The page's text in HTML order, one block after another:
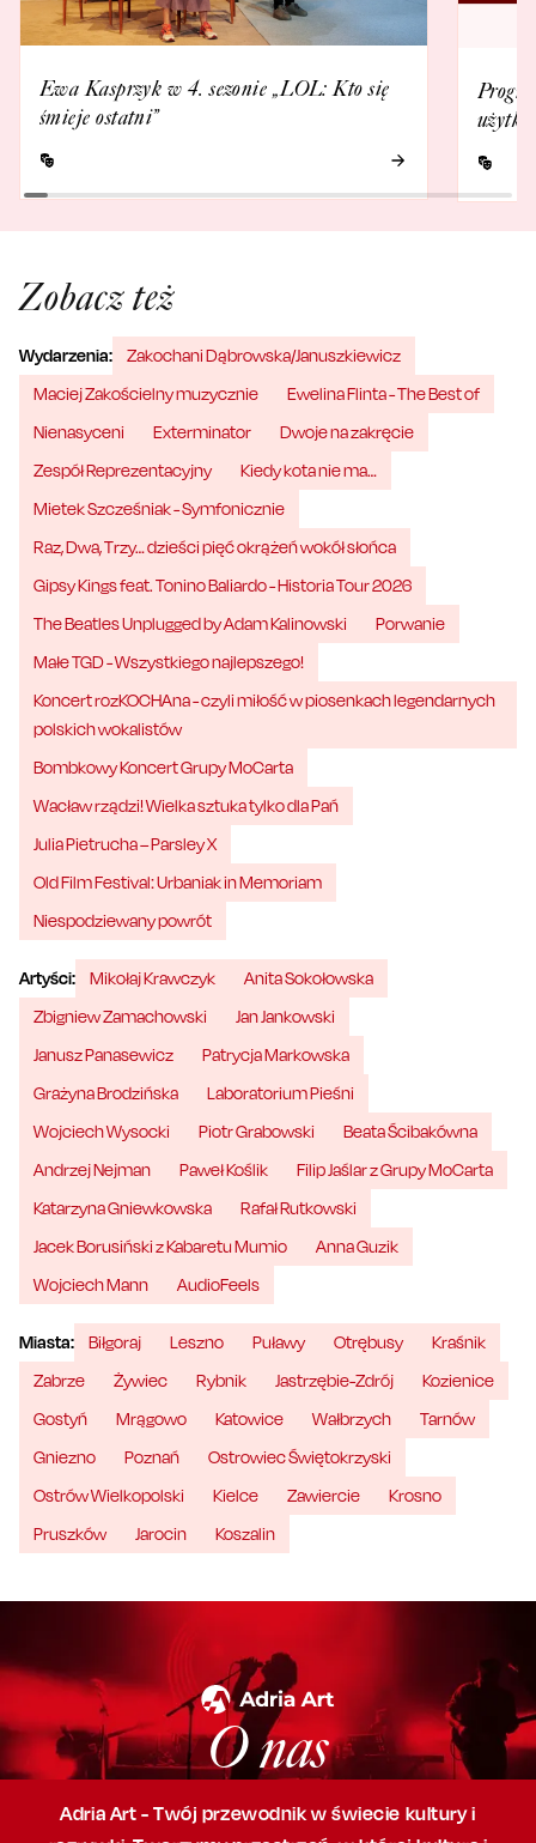
Ewa Kasprzyk w 4. sezonie „LOL: Kto się
śmieje ostatni”
Zobacz też
Wydarzenia:
Zakochani Dąbrowska/Januszkiewicz
Maciej Zakościelny muzycznie
Ewelina Flinta - The Best of
Nienasyceni
Exterminator
Dwoje na zakręcie
Zespół Reprezentacyjny
Kiedy kota nie ma…
Mietek Szcześniak - Symfonicznie
Raz, Dwa, Trzy… dzieści pięć okrążeń wokół słońca
Gipsy Kings feat. Tonino Baliardo - Historia Tour 2026
The Beatles Unplugged by Adam Kalinowski
Porwanie
Małe TGD - Wszystkiego najlepszego!
Koncert rozKOCHAna - czyli miłość w piosenkach legendarnych
polskich wokalistów
Bombkowy Koncert Grupy MoCarta
Wacław rządzi! Wielka sztuka tylko dla Pań
Julia Pietrucha – Parsley X
Old Film Festival: Urbaniak in Memoriam
Niespodziewany powrót
Artyści: Mikołaj Krawczyk
Anita Sokołowska
Zbigniew Zamachowski
Jan Jankowski
Janusz Panasewicz
Patrycja Markowska
Grażyna Brodzińska
Laboratorium Pieśni
Wojciech Wysocki
Piotr Grabowski
Beata Ścibakówna
Andrzej Nejman
Paweł Koślik
Filip Jaślar z Grupy MoCarta
Katarzyna Gniewkowska
Rafał Rutkowski
Jacek Borusiński z Kabaretu Mumio
Anna Guzik
Wojciech Mann
AudioFeels
Miasta: Biłgoraj Leszno Puławy Otrębusy
Kraśnik
Zabrze
Żywiec Rybnik Jastrzębie-Zdrój
Kozienice
Gostyń
Mrągowo Katowice Wałbrzych
Tarnów
Gniezno
Poznań
Ostrowiec Świętokrzyski
Ostrów Wielkopolski
Kielce Zawiercie
Krosno
Pruszków
Jarocin Koszalin
O nas
Adria Art - Twój przewodnik w świecie kultury i